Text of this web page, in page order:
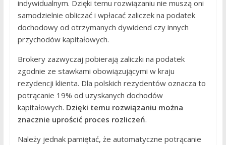
indywidualnym. Dzięki temu rozwiązaniu nie muszą oni
samodzielnie obliczać i wpłacać zaliczek na podatek
dochodowy od otrzymanych dywidend czy innych
przychodów kapitałowych.
Brokery zazwyczaj pobierają zaliczki na podatek
zgodnie ze stawkami obowiązującymi w kraju
rezydencji klienta. Dla polskich rezydentów oznacza to
potrącanie 19% od uzyskanych dochodów
kapitałowych. Dzięki temu rozwiązaniu można
znacznie uprościć proces rozliczeń.
Należy jednak pamiętać, że automatyczne potrącanie